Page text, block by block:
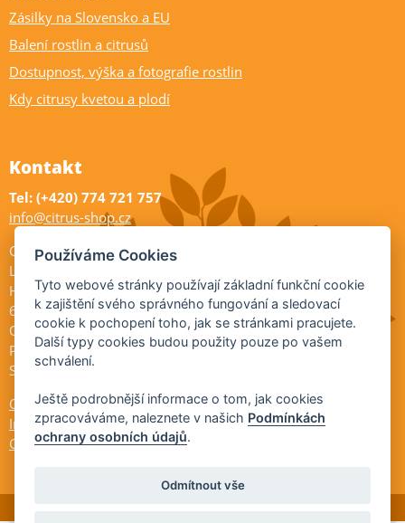
Zásilky na Slovensko a EU
Balení rostlin a citrusů
Dostupnost, výška a fotografie rostlin
Kdy citrusy kvetou a plodí
Kontakt
Tel: (+420) 774 721 757
info@citrus-shop.cz
Citrus shop zahradnictví
Legionářů 2
Hodonín
695 01
Otevřeno:
Po-Pá 9-17
So 9-11:30
Ochrana osobních údajů
Informace ÚKZÚZ
Cookies
Používáme Cookies
Tyto webové stránky používají základní funkční cookie
k zajištění svého správného fungování a sledovací
cookie k pochopení toho, jak se stránkami pracujete.
Další typy cookies budou použity pouze po vašem
schválení.
Ještě podrobnější informace o tom, jak cookies
zpracováváme, naleznete v našich Podmínkách
ochrany osobních údajů.
Odmítnout vše